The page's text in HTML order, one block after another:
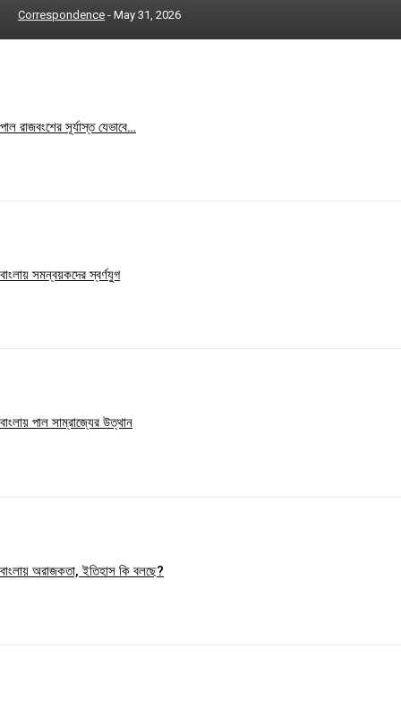
Free limited access
Orci varius natoque dolor
Etiam est nibh, lobortis sit
Correspondence - May 31, 2026
পাল রাজবংশের সূর্যাস্ত যেভাবে…
বাংলায় সমন্বয়কদের স্বর্ণযুগ
বাংলায় পাল সাম্রাজ্যের উত্থান
বাংলায় অরাজকতা, ইতিহাস কি বলছে?